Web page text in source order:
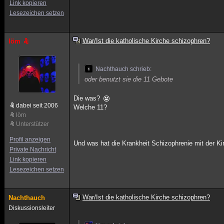
Link kopieren
Lesezeichen setzen
löm
dabei seit 2006
löm
Unterstützer
Profil anzeigen
Private Nachricht
Link kopieren
Lesezeichen setzen
War/Ist die katholische Kirche schizophren?
Nachthauch schrieb:
oder benutzt sie die 11 Gebote
Die was?
Welche 11?
Und was hat die Krankheit Schizophrenie mit der
Nachthauch
Diskussionsleiter
War/Ist die katholische Kirche schizophren?